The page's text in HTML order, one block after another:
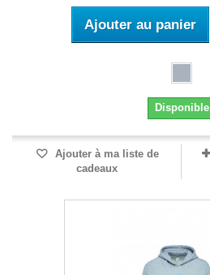
Ajouter au panier
Disponible
Ajouter à ma liste de
cadeaux